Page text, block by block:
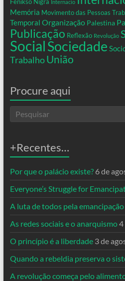
Internacio
Memória Movimento das Pessoas
Temporal Organização Palestina
Publicação Reflexão Revolução
SocialSociedade
Trabalho União
Procure aqui
+Recentes…
Por que o palácio existe? 6 de
Everyone’s Struggle for
A luta de todos pela emancipação
As redes sociais e o anarquismo4
O princípio é a liberdade 3 de
Quando a rebeldia preserva o
A revolução começa pelo